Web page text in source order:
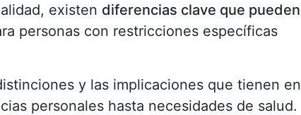
existen diferencias clave que pueden
personas con restricciones específicas
y las implicaciones que tienen en
personales hasta necesidades de salud.